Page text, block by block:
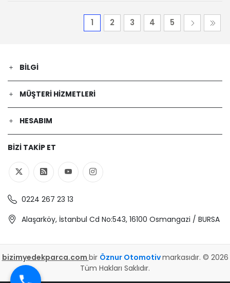
1 2 3 4 5
BILGI
MÜŞTERI HIZMETLERI
HESABIM
BIZI TAKIP ET
0224 267 23 13
Alaşarköy, İstanbul Cd No:543, 16100 Osmangazi / BURSA
bizimyedekparca.com bir Öznur Otomotivmarkasıdır. © 2026
Tüm Hakları Saklıdır.